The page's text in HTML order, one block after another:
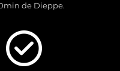
de Dieppe.